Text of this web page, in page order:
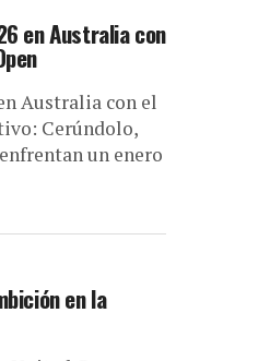
en Australia con
Australia con el
Cerúndolo,
un enero
en la